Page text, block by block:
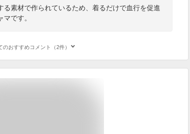
る素材で作られているため、着るだけで血行を促進
です。
のおすすめコメント（2件）